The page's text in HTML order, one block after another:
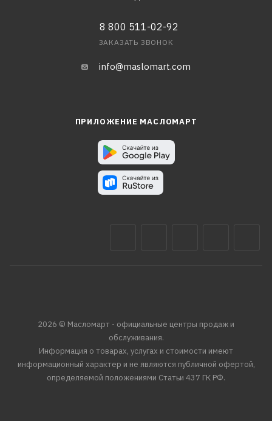
8 800 511-02-92
ЗАКАЗАТЬ ЗВОНОК
info@maslomart.com
ПРИЛОЖЕНИЕ МАСЛОМАРТ
2026 © Масломарт - официальные центры продаж и
обслуживания.
Информация о товарах, услугах и стоимости имеют
информационный характер и не являются публичной офертой,
определяемой положениями Статьи 437 ГК РФ.